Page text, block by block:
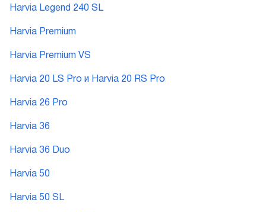
Harvia Legend 240 SL
Harvia Premium
Harvia Premium VS
Harvia 20 LS Pro и Harvia 20 RS Pro
Harvia 26 Pro
Harvia 36
Harvia 36 Duo
Harvia 50
Harvia 50 SL